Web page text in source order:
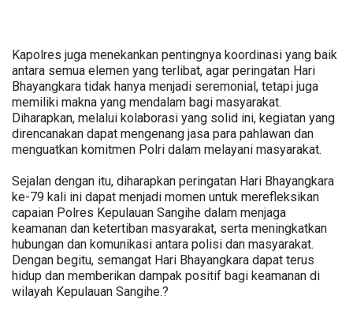
Kapolres juga menekankan pentingnya koordinasi yang baik
antara semua elemen yang terlibat, agar peringatan Hari
Bhayangkara tidak hanya menjadi seremonial, tetapi juga
memiliki makna yang mendalam bagi masyarakat.
Diharapkan, melalui kolaborasi yang solid ini, kegiatan yang
direncanakan dapat mengenang jasa para pahlawan dan
menguatkan komitmen Polri dalam melayani masyarakat.
Sejalan dengan itu, diharapkan peringatan Hari Bhayangkara
ke-79 kali ini dapat menjadi momen untuk merefleksikan
capaian Polres Kepulauan Sangihe dalam menjaga
keamanan dan ketertiban masyarakat, serta meningkatkan
hubungan dan komunikasi antara polisi dan masyarakat.
Dengan begitu, semangat Hari Bhayangkara dapat terus
hidup dan memberikan dampak positif bagi keamanan di
wilayah Kepulauan Sangihe.?